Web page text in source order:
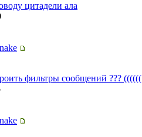
цитадели ала
фильтры сообщений ??? ((((((